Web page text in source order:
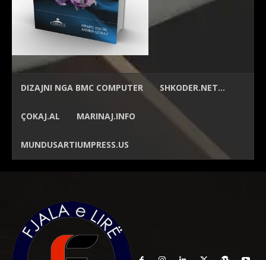
DIZAJNI NGA BMC COMPUTER SHKODER.NET…
ÇOKAJ.AL MARINAJ.INFO
MUNDUSARTIUMPRESS.US